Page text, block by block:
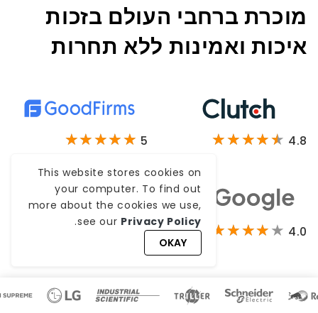
מוכרת ברחבי העולם בזכות
איכות ואמינות ללא תחרות
4.8
5
4.0
4.3
This website stores cookies on
your computer. To find out
more about the cookies we use,
see our Privacy Policy
.
OKAY